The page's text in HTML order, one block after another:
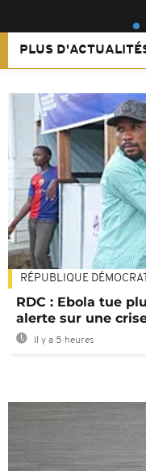
PLUS
RÉPUBLIQUE
RDC : Ebola tue
alerte sur une
Il y a 5 heures